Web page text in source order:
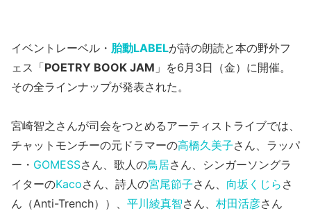
イベントレーベル・ 胎動LABELが詩の朗読と本の野外フ
ェス「POETRY BOOK JAM 」を6月3日（金）に開催。
その全ラインナップが発表された。
宮崎智之さんが司会をつとめるアーティストライブでは、
チャットモンチーの元ドラマーの高橋久美子さん、ラッパ
ー・ GOMESSさん、歌人の鳥居さん、シンガーソングラ
イターのKacoさん、詩人の宮尾節子さん、 向坂くじら さ
ん（Anti-Trench））、 平川綾真智さん、 村田活彦さん